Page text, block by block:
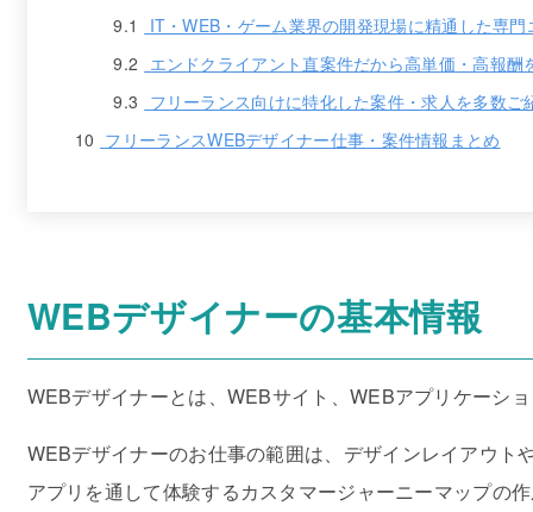
9.1
IT・WEB・ゲーム業界の開発現場に精通した専
9.2 エンドクライアント直案件だから高単価・高報酬
9.3 フリーランス向けに特化した案件・求人を多数
10 フリーランスWEBデザイナー仕事・案件情報まとめ
WEBデザイナーの基本情報
WEBデザイナーとは、WEBサイト、WEBアプリケーシ
WEBデザイナーのお仕事の範囲は、デザインレイアウ
アプリを通して体験するカスタマージャーニーマップの